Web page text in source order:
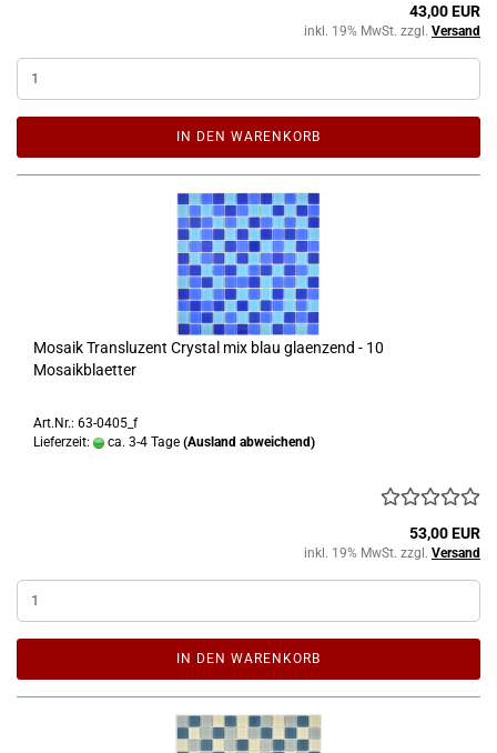
43,00 EUR
inkl. 19% MwSt. zzgl. Versand
IN DEN WARENKORB
Mosaik Transluzent Crystal mix blau glaenzend - 10
Mosaikblaetter
Art.Nr.: 63-0405_f
Lieferzeit:
ca. 3-4 Tage (Ausland abweichend)
53,00 EUR
inkl. 19% MwSt. zzgl. Versand
IN DEN WARENKORB